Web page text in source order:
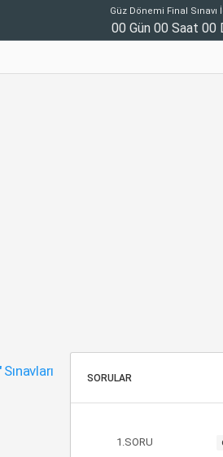
Güz Dönemi Final
00 Gün 00 Saat 00
Sınavları SORULAR
1.SORU